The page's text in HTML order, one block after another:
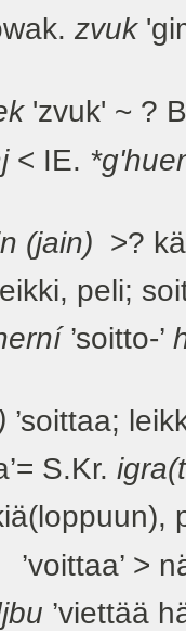
zvuk
'zvuk' ~ ?
< IE.
(jain) >?
peli;
’soitto-’
’soittaa;
S.Kr.
>
’viettää